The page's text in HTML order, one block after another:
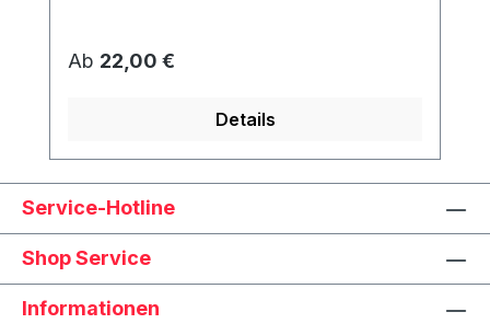
Regulärer Preis:
Ab 22,00 €
Details
Service-Hotline
Shop Service
Informationen